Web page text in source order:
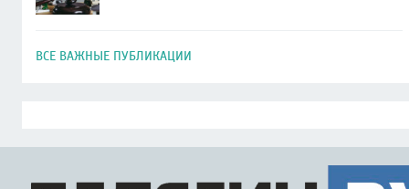
ВСЕ ВАЖНЫЕ ПУБЛИКАЦИИ